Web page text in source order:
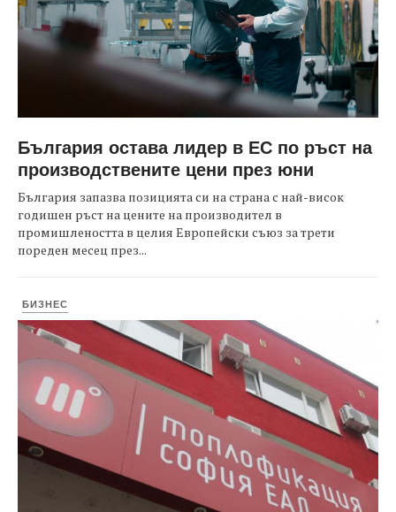
България остава лидер в ЕС по ръст на
производствените цени през юни
България запазва позицията си на страна с най-висок
годишен ръст на цените на производител в
промишлеността в целия Европейски съюз за трети
пореден месец през...
БИЗНЕС